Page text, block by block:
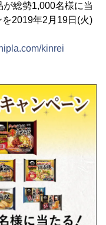
総勢1,000名様に当
2019年2月19日(火)
kinrei